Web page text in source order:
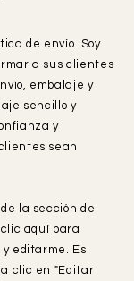
de envío. Soy
a sus clientes
embalaje y
sencillo y
y
sean
la sección de
aquí para
editarme. Es
clic en "Editar